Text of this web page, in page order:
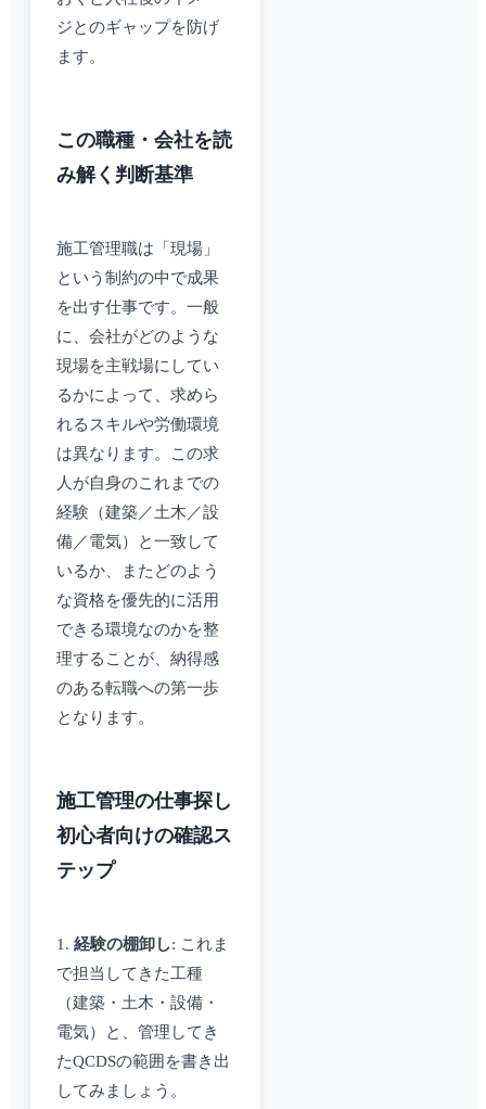
ジとのギャップを防げ
ます。
この職種・会社を読
み解く判断基準
施工管理職は「現場」
という制約の中で成果
を出す仕事です。一般
に、会社がどのような
現場を主戦場にしてい
るかによって、求めら
れるスキルや労働環境
は異なります。この求
人が自身のこれまでの
経験（建築／土木／設
備／電気）と一致して
いるか、またどのよう
な資格を優先的に活用
できる環境なのかを整
理することが、納得感
のある転職への第一歩
となります。
施工管理の仕事探し
初心者向けの確認ス
テップ
1. 経験の棚卸し: これま
で担当してきた工種
（建築・土木・設備・
電気）と、管理してき
たQCDSの範囲を書き出
してみましょう。